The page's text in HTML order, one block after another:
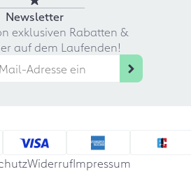
Newsletter
exklusiven Rabatten &
auf dem Laufenden!
WiderrufImpressum